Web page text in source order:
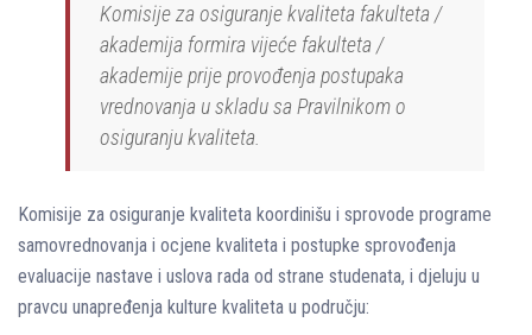
Komisije za osiguranje kvaliteta fakulteta /
akademija formira vijeće fakulteta /
akademije prije provođenja postupaka
vrednovanja u skladu sa Pravilnikom o
osiguranju kvaliteta.
Komisije za osiguranje kvaliteta koordinišu i sprovode programe
samovrednovanja i ocjene kvaliteta i postupke sprovođenja
evaluacije nastave i uslova rada od strane studenata, i djeluju u
pravcu unapređenja kulture kvaliteta u području: